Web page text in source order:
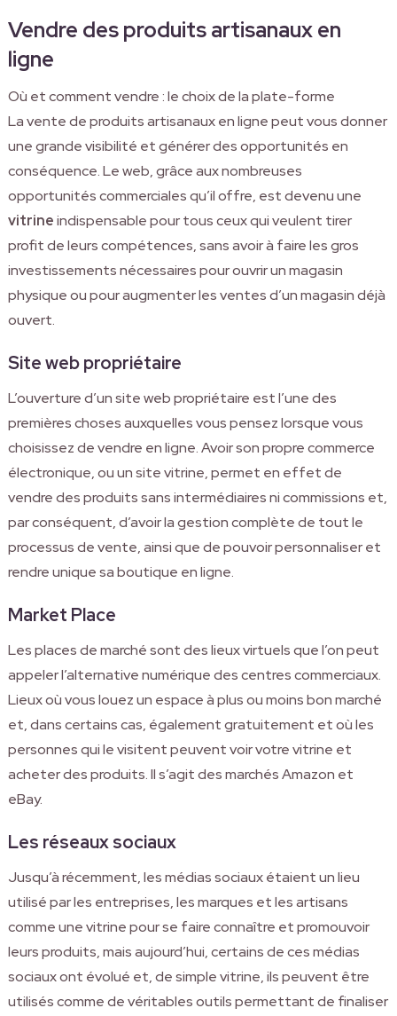
Vendre des produits artisanaux en
ligne
Où et comment vendre : le choix de la plate-forme
La vente de produits artisanaux en ligne peut vous donner
une grande visibilité et générer des opportunités en
conséquence. Le web, grâce aux nombreuses
opportunités commerciales qu’il offre, est devenu une
vitrineindispensable pour tous ceux qui veulent tirer
profit de leurs compétences, sans avoir à faire les gros
investissements nécessaires pour ouvrir un magasin
physique ou pour augmenter les ventes d’un magasin déjà
ouvert.
Site web propriétaire
L’ouverture d’un site web propriétaire est l’une des
premières choses auxquelles vous pensez lorsque vous
choisissez de vendre en ligne. Avoir son propre commerce
électronique, ou un site vitrine, permet en effet de
vendre des produits sans intermédiaires ni commissions et,
par conséquent, d’avoir la gestion complète de tout le
processus de vente, ainsi que de pouvoir personnaliser et
rendre unique sa boutique en ligne.
Market Place
Les places de marché sont des lieux virtuels que l’on peut
appeler l’alternative numérique des centres commerciaux.
Lieux où vous louez un espace à plus ou moins bon marché
et, dans certains cas, également gratuitement et où les
personnes qui le visitent peuvent voir votre vitrine et
acheter des produits. Il s’agit des marchés Amazon et
eBay.
Les réseaux sociaux
Jusqu’à récemment, les médias sociaux étaient un lieu
utilisé par les entreprises, les marques et les artisans
comme une vitrine pour se faire connaître et promouvoir
leurs produits, mais aujourd’hui, certains de ces médias
sociaux ont évolué et, de simple vitrine, ils peuvent être
utilisés comme de véritables outils permettant de finaliser